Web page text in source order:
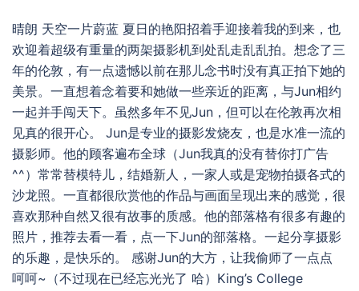
晴朗 天空一片蔚蓝 夏日的艳阳招着手迎接着我的到来，也
欢迎着超级有重量的两架摄影机到处乱走乱乱拍。想念了三
年的伦敦，有一点遗憾以前在那儿念书时没有真正拍下她的
美景。一直想着念着要和她做一些亲近的距离，与Jun相约
一起并手闯天下。虽然多年不见Jun，但可以在伦敦再次相
见真的很开心。 Jun是专业的摄影发烧友，也是水准一流的
摄影师。他的顾客遍布全球（Jun我真的没有替你打广告
^^）常常替模特儿，结婚新人，一家人或是宠物拍摄各式的
沙龙照。一直都很欣赏他的作品与画面呈现出来的感觉，很
喜欢那种自然又很有故事的质感。他的部落格有很多有趣的
照片，推荐去看一看，点一下Jun的部落格。一起分享摄影
的乐趣，是快乐的。 感谢Jun的大方，让我偷师了一点点
呵呵~（不过现在已经忘光光了 哈）King’s College